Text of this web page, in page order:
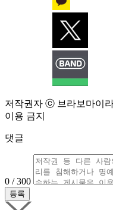
저작권자 ⓒ 브라보마이
이용 금지
댓글
0 / 300